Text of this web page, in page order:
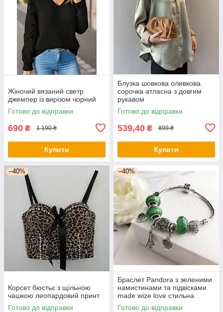
Жіночий вязаний светр
джемпер із вирізом чорний
Готово до відправки
690 ₴ 1 190 ₴
Купити
Блузка шовкова оливкова
сорочка атласна з довгим
рукавом
Готово до відправки
539,40 ₴ 899 ₴
Купити
–40%
Корсет бюстьє з щільною
чашкою леопардовий принт
Готово до відправки
–40%
Браслет Pandora з зеленими
намистинами та підвісками
made wize love стильна
прикраса
Готово до відправки